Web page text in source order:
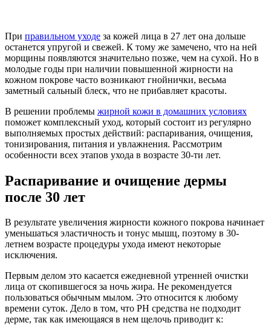
При правильном уходе за кожей лица в 27 лет она дольше
останется упругой и свежей. К тому же замечено, что на ней
морщины появляются значительно позже, чем на сухой. Но в
молодые годы при наличии повышенной жирности на
кожном покрове часто возникают гнойнички, весьма
заметный сальный блеск, что не прибавляет красоты.
В решении проблемы жирной кожи в домашних условиях
поможет комплексный уход, который состоит из регулярно
выполняемых простых действий: распаривания, очищения,
тонизирования, питания и увлажнения. Рассмотрим
особенности всех этапов ухода в возрасте 30-ти лет.
Распаривание и очищение дермы
после 30 лет
В результате увеличения жирности кожного покрова начинает
уменьшаться эластичность и тонус мышц, поэтому в 30-
летнем возрасте процедуры ухода имеют некоторые
исключения.
Первым делом это касается ежедневной утренней очистки
лица от скопившегося за ночь жира. Не рекомендуется
пользоваться обычным мылом. Это относится к любому
времени суток. Дело в том, что РН средства не подходит
дерме, так как имеющаяся в нем щелочь приводит к: